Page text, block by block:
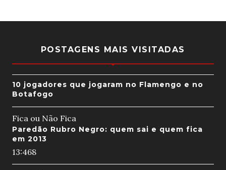
POSTAGENS MAIS VISITADAS
10 jogadores que jogaram no Flamengo e no
Botafogo
Fica ou Não Fica
Paredão Rubro Negro: quem sai e quem fica
em 2013
13:468